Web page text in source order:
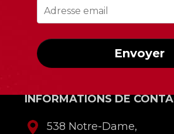
INFORMATIONS DE
538 Notre-Dame,
Envoyer